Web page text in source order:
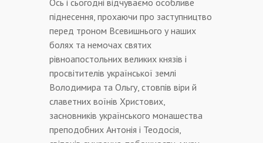
Ось і сьогодні відчуваємо особливе
піднесення, прохаючи про заступництво
перед троном Всевишнього у наших
болях та немочах святих
рівноапостольних великих князів і
просвітителів української землі
Володимира та Ольгу, стовпів віри й
славетних воїнів Христових,
засновників українського монашества
преподобних Антонія і Теодосія,